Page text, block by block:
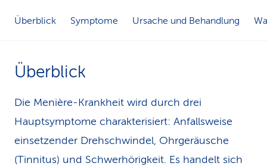
Überblick Symptome Ursache und Behandlung
Überblick
Die Menière-Krankheit wird durch drei
Hauptsymptome charakterisiert: Anfallsweise
einsetzender Drehschwindel, Ohrgeräusche
(Tinnitus) und Schwerhörigkeit. Es handelt sich